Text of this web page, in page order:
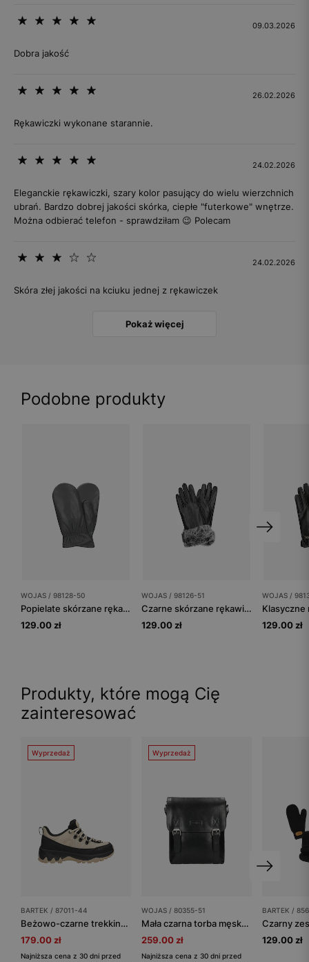
09.03.2026
Dobra jakość
26.02.2026
Rękawiczki wykonane starannie.
24.02.2026
Eleganckie rękawiczki, szary kolor pasujący do wielu wierzchnich
ubrań. Bardzo dobrej jakości skórka, ciepłe "futerkowe" wnętrze.
Można odbierać telefon - sprawdziłam 😉 Polecam
24.02.2026
Skóra złej jakości na kciuku jednej z rękawiczek
Pokaż więcej
Podobne produkty
WOJAS / 98128-50
Popielate skórzane rękawiczki z jednym palcem
129.00 zł
WOJAS / 98126-51
Czarne skórzane rękawiczki damskie z futerkiem
129.00 zł
WOJAS /
129.00 zł
Produkty, które mogą Cię
zainteresować
Wyprzedaż
BARTEK / 87011-44
Beżowo-czarne trekkingi dziecięce z membraną Nano-Tex™ BARTEK 87011-44
179.00 zł
Najniższa cena z 30 dni przed
Wyprzedaż
WOJAS / 80355-51
Mała czarna torba męska ze skóry licowej
259.00 zł
Najniższa cena z 30 dni przed
BARTEK /
129.00 zł